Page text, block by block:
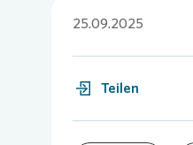
25.09.2025
Teilen